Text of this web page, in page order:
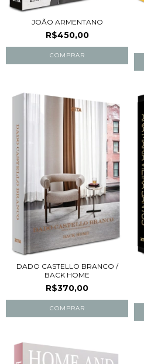
JOÃO ARMENTANO
R$450,00
DADO CASTELLO BRANCO /
BACK HOME
R$370,00